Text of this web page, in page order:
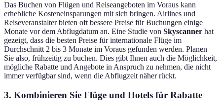
Das Buchen von Flügen und Reiseangeboten im Voraus kann
erhebliche Kosteneinsparungen mit sich bringen. Airlines und
Reiseveranstalter bieten oft bessere Preise für Buchungen einige
Monate vor dem Abflugdatum an. Eine Studie von Skyscanner hat
gezeigt, dass die besten Preise für internationale Flüge im
Durchschnitt 2 bis 3 Monate im Voraus gefunden werden. Planen
Sie also, frühzeitig zu buchen. Dies gibt Ihnen auch die Möglichkeit,
mögliche Rabatte und Angebote in Anspruch zu nehmen, die nicht
immer verfügbar sind, wenn die Abflugzeit näher rückt.
3. Kombinieren Sie Flüge und Hotels für Rabatte